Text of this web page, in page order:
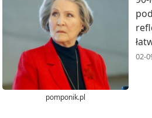
pomponik.pl
02-